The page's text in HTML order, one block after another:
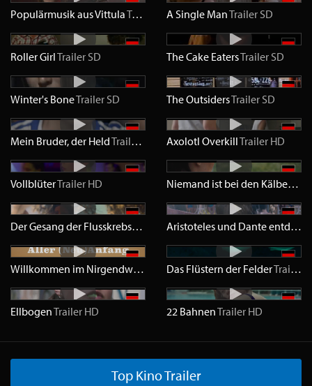
Populärmusik aus VittulaTrailer SDA Single ManTrailer SD
Roller GirlTrailer SD The Cake EatersTrailer SD
Winter's BoneTrailer SD The OutsidersTrailer SD
Mein Bruder, der HeldTrailer Axolotl OverkillTrailer HD
VollblüterTrailer HD Niemand ist bei den Kälbern
Der Gesang der FlusskrebseTrailerHD Aristoteles und Dante entdecken die Geheimnisse des Universums
Willkommen im Nirgendwo - Wir sind die Neuen TrailerHD
Das Flüstern der FelderTrailer
EllbogenTrailer HD 22 BahnenTrailer HD
Top Kino Trailer